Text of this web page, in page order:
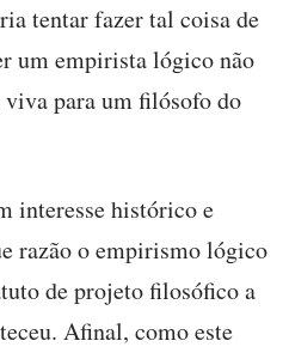
tentar fazer tal coisa de
um empirista lógico não
para um filósofo do
interesse histórico e
razão o empirismo lógico
de projeto filosófico a
Afinal, como este